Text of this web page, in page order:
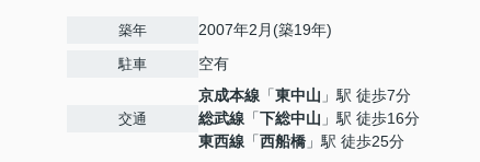
築年 2007年2月(築19年)
駐車 空有
交通
京成本線 「東中山 」駅 徒歩7分
総武線 「下総中山 」駅 徒歩16分
東西線 「西船橋 」駅 徒歩25分